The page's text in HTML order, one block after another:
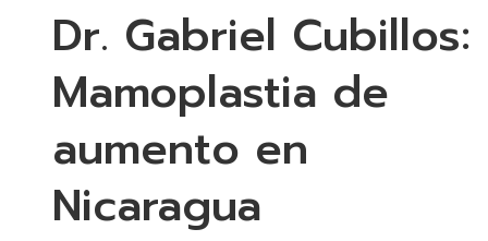
Dr. Gabriel Cubillos:
Mamoplastia de
aumento en
Nicaragua